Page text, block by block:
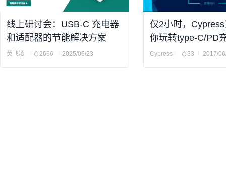
线上研讨会：USB-C 充电器
和适配器的节能解决方案
英飞凌 2666 2025/06/23
仅2小时，
你玩转type-C/PD
计！
Cypress 33 2017/